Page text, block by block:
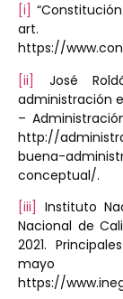
[i]
https://
[ii]
José
administración
–
http://
buena-
conceptual/.
[iii] Instituto
Nacional de
2021.
https://